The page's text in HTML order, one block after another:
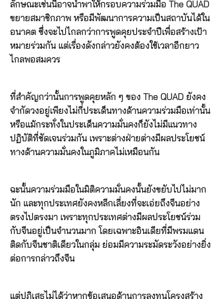
ลักษณะเช่นนี้อาจนำพาให้กรอบความร่วมมือ The QUAD
ขยายสมาชิกภาพ หรือมีพัฒนาการความเป็นสถาบันได้ใน
อนาคต ซึ่งจะไปไกลกว่าการพูดคุยประจำปีเพื่อสร้างเป้า
หมายร่วมกัน แต่เรื่องดังกล่าวยังคงต้องใช้เวลาอีกยาว
ไกลพอสมควร
ที่สำคัญกว่านั้นการพูดคุยหลัก ๆ ของ The QUAD ยังคง
จำกัดวงอยู่เพียงไม่กี่ประเด็นทางด้านความร่วมมือเท่านั้น
หรือแม้กระทั่งในประเด็นความมั่นคงก็ยังไม่มีแนวทาง
ปฏิบัติที่ชัดเจนร่วมกัน เพราะต่างฝ่ายต่างมีผลประโยชน์
ทางด้านความมั่นคงในภูมิภาคไม่เหมือนกัน
ฉะนั้นความร่วมมือในมิติความมั่นคงนั้นยังขยับไปไม่มาก
นัก และทุกประเทศยังคงหลีกเลี่ยงที่จะเอ่ยถึงจีนอย่าง
ตรงไปตรงมา เพราะทุกประเทศต่างมีผลประโยชน์ร่วม
กับจีนอยู่เป็นจำนวนมาก โดยเฉพาะอินเดียที่มีพรมแดน
ติดกับจีนชาติเดียวในกลุ่ม ย่อมมีความระมัดระวังอย่างยิ่ง
ต่อการกล่าวถึงจีน
แต่ปฏิเสธไม่ได้ว่าหากข้อเสนอด้านการลงทุนโครงสร้าง